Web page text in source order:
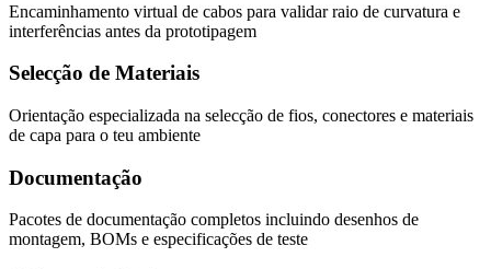
Encaminhamento virtual de cabos para validar raio de curvatura e
interferências antes da prototipagem
Selecção de Materiais
Orientação especializada na selecção de fios, conectores e materiais
de capa para o teu ambiente
Documentação
Pacotes de documentação completos incluindo desenhos de
montagem, BOMs e especificações de teste